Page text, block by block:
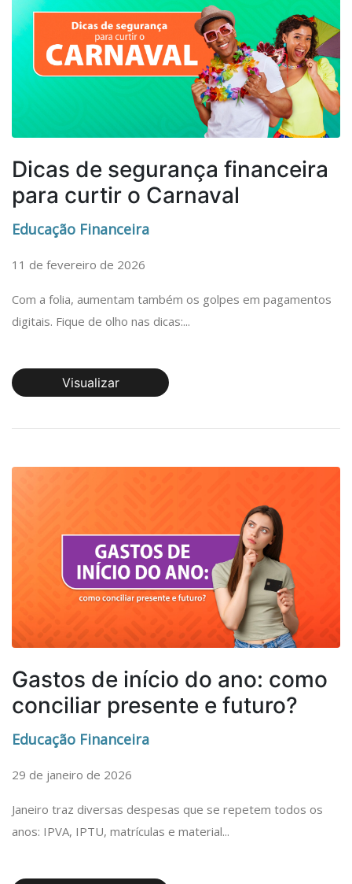
Dicas de segurança financeira
para curtir o Carnaval
Educação Financeira
11 de fevereiro de 2026
Com a folia, aumentam também os golpes em pagamentos
digitais. Fique de olho nas dicas:...
Visualizar
Gastos de início do ano: como
conciliar presente e futuro?
Educação Financeira
29 de janeiro de 2026
Janeiro traz diversas despesas que se repetem todos os
anos: IPVA, IPTU, matrículas e material...